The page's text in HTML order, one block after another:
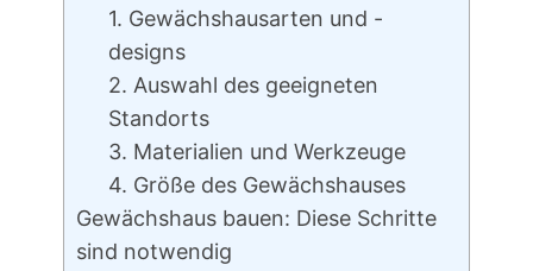
1. Gewächshausarten und -
designs
2. Auswahl des geeigneten
Standorts
3. Materialien und Werkzeuge
4. Größe des Gewächshauses
Gewächshaus bauen: Diese Schritte
sind notwendig